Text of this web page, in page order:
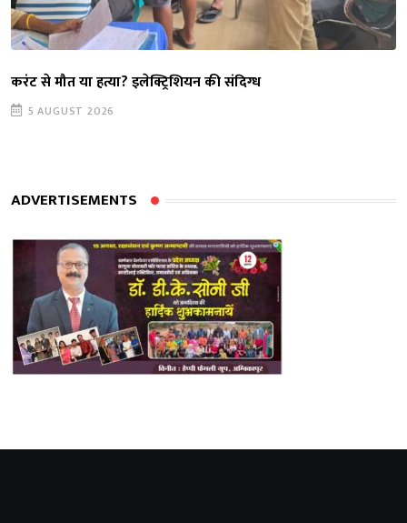
करंट से मौत या हत्या? इलेक्ट्रिशियन की संदिग्ध
5 AUGUST 2026
ADVERTISEMENTS